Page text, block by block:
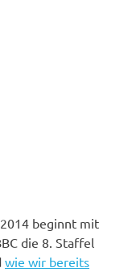
beginnt mit
die 8. Staffel
wie wir bereits